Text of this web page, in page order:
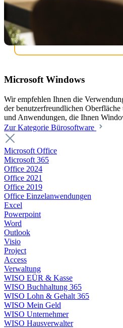
Microsoft Windows
Wir empfehlen Ihnen die
der benutzerfreundlichen
und Anwendungen, die Ihnen
Zur Kategorie Bürosoftware
Microsoft Office
Microsoft 365
Office 2024
Office 2021
Office 2019
Office Einzelanwendungen
Excel
Powerpoint
Word
Outlook
Visio
Project
Access
Verwaltung
WISO EÜR & Kasse
WISO Buchhaltung 365
WISO Lohn & Gehalt 365
WISO Mein Geld
WISO Unternehmer
WISO Hausverwalter